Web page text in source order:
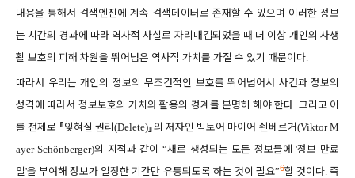
내용을 통해서 검색엔진에 계속 검색데이터로 존재할 수 있으며 이러한 정보
는 시간의 경과에 따라 역사적 사실로 자리매김되었을 때 더 이상 개인의 사생
활 보호의 피해 차원을 뛰어넘은 역사적 가치를 가질 수 있기 때문이다.
따라서 우리는 개인의 정보의 무조건적인 보호를 뛰어넘어서 사건과 정보의
성격에 따라서 정보보호의 가치와 활용의 경계를 분명히 해야 한다. 그리고 이
를 전제로 『잊혀질 권리(Delete)』의 저자인 빅토어 마이어 쇤베르거(Viktor M
ayer-Schönberger)의 지적과 같이 “새로 생성되는 모든 정보들에'정보 만료
일'을 부여해 정보가 일정한 기간만 유통되도록 하는 것이 필요”6할 것이다.즉